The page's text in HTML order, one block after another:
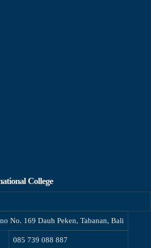
College
No. 169 Dauh Peken, Tabanan, Bali
085 739 088 887